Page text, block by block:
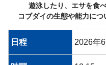
遊泳したり、エサを食
コブダイの生態や能力につ
日程 2026年